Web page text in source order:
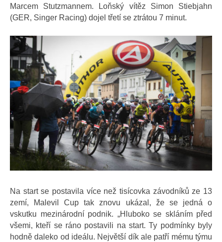
Marcem Stutzmannem. Loňský vítěz Simon Stiebjahn
(GER, Singer Racing) dojel třetí se ztrátou 7 minut.
Na start se postavila více než tisícovka závodníků ze 13
zemí, Malevil Cup tak znovu ukázal, že se jedná o
vskutku mezinárodní podnik. „Hluboko se skláním před
všemi, kteří se ráno postavili na start. Ty podmínky byly
hodně daleko od ideálu. Největší dík ale patří mému týmu